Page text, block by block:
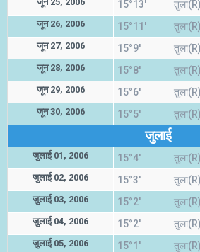
15°13' तुला(R)
जून 26, 2006 15°11' तुला(R)
जून 27, 2006 15°9' तुला(R)
जून 28, 2006 15°8' तुला(R)
जून 29, 2006 15°6' तुला(R)
जून 30, 2006 15°5' तुला(R)
जुलाई
जुलाई 01, 2006 15°4' तुला(R)
जुलाई 02, 2006 15°3' तुला(R)
जुलाई 03, 2006 15°2' तुला(R)
जुलाई 04, 2006 15°2' तुला(R)
जुलाई 05, 2006 15°1' तुला(R)